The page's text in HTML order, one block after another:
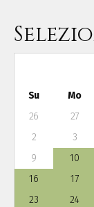
Su Mo
26
27
2
3
9
10
16
17
23
24